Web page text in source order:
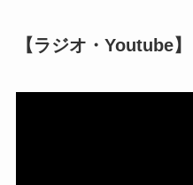
【ラジオ・Youtube】